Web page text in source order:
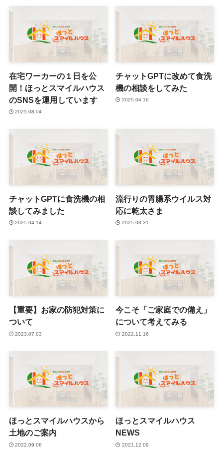
在宅ワーカーの１日を公
開！ほっとスマイルハウス
のSNSを運用しています
2025.08.04
チャットGPTに改めて食洗
機の相談をしてみた
2025.04.16
チャットGPTに食洗機の相
談してみました
2025.04.14
流行りの胃腸系ウイルス対
応に乾太さま
2025.03.31
【重要】お家の防犯対策に
ついて
2023.07.03
今こそ「ご家庭での備え」
について考えてみる
2022.11.16
ほっとスマイルハウスから
土地のご案内
2022.09.06
ほっとスマイルハウス
NEWS
2021.12.09